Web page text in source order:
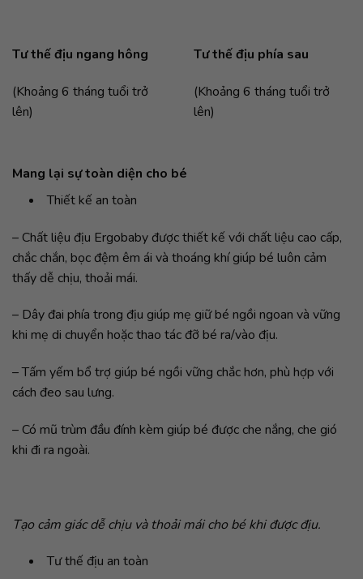
Tư thế địu ngang hông
(Khoảng 6 tháng tuổi trở
lên)
Tư thế địu phía sau
(Khoảng 6 tháng tuổi trở
lên)
Mang lại sự toàn diện cho bé
Thiết kế an toàn
– Chất liệu địu Ergobaby được thiết kế với chất liệu cao cấp,
chắc chắn, bọc đệm êm ái và thoáng khí giúp bé luôn cảm
thấy dễ chịu, thoải mái.
– Dây đai phía trong địu giúp mẹ giữ bé ngồi ngoan và vững
khi mẹ di chuyển hoặc thao tác đỡ bé ra/vào địu.
– Tấm yếm bổ trợ giúp bé ngồi vững chắc hơn, phù hợp với
cách đeo sau lưng.
– Có mũ trùm đầu đính kèm giúp bé được che nắng, che gió
khi đi ra ngoài.
Tạo cảm giác dễ chịu và thoải mái cho bé khi được địu.
Tư thế địu an toàn